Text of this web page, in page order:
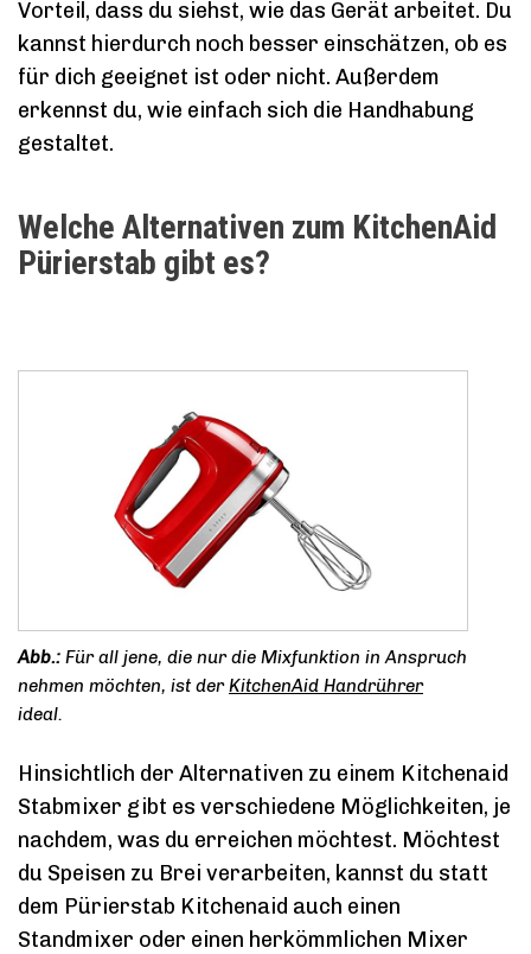
Vorteil, dass du siehst, wie das Gerät arbeitet. Du
kannst hierdurch noch besser einschätzen, ob es
für dich geeignet ist oder nicht. Außerdem
erkennst du, wie einfach sich die Handhabung
gestaltet.
Welche Alternativen zum KitchenAid
Pürierstab gibt es?
Für all jene, die nur die Mixfunktion in Anspruch
nehmen möchten, ist derKitchenAid Handrührer
ideal.
Hinsichtlich der Alternativen zu einem Kitchenaid
Stabmixer gibt es verschiedene Möglichkeiten, je
nachdem, was du erreichen möchtest. Möchtest
du Speisen zu Brei verarbeiten, kannst du statt
dem Pürierstab Kitchenaid auch einen
Standmixer oder einen herkömmlichen Mixer